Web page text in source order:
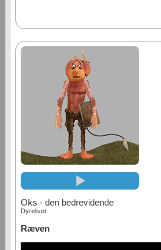
Oks - den bedrevidende
Dyrelivet
Ræven